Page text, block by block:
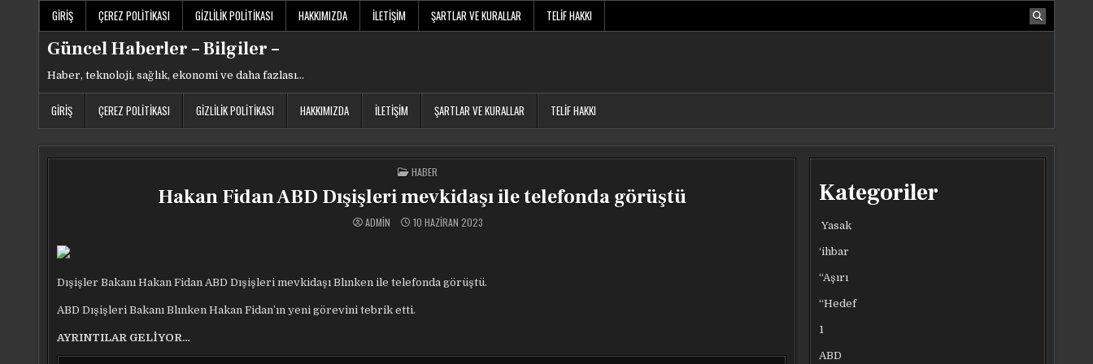
GIRIŞ ÇEREZ POLITIKASI GIZLILIK POLITIKASI HAKKIMIZDA İLETIŞIM ŞARTLAR VE KURALLAR TELIF HAKKI
Güncel Haberler – Bilgiler –
Haber, teknoloji, sağlık, ekonomi ve daha fazlası…
GIRIŞ ÇEREZ POLITIKASI GIZLILIK POLITIKASI HAKKIMIZDA İLETIŞIM ŞARTLAR VE KURALLAR TELIF HAKKI
POSTED
IN
HABER
Hakan Fidan ABD Dışişleri mevkidaşı ile telefonda görüştü
ADMIN 10 HAZIRAN 2023
Dışişler Bakanı Hakan Fidan ABD Dışişleri mevkidaşı Blınken ile telefonda görüştü.
ABD Dışişleri Bakanı Blınken Hakan Fidan’ın yeni görevini tebrik etti.
AYRINTILAR GELİYOR…
Kategoriler
Yasak
‘ihbar
“Aşırı
“Hedef
1
ABD